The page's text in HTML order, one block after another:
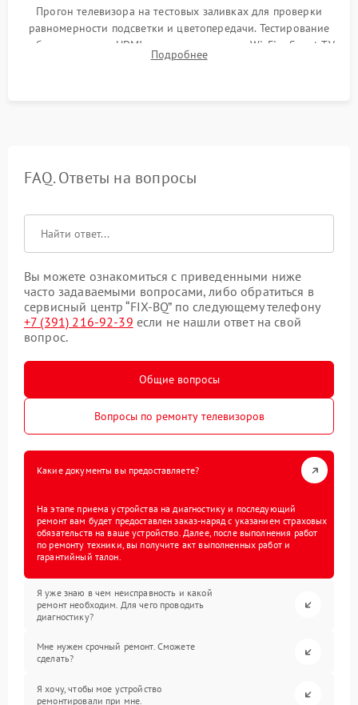
Прогон телевизора на тестовых заливках для проверки
равномерности подсветки и цветопередачи. Тестирование
работы разъемов HDMI, динамиков, модуля Wi-Fi и Smart TV
в рабочем режиме в течение нескольких часов.
Подробнее
FAQ. Ответы на вопросы
Вы можете ознакомиться с приведенными ниже
часто задаваемыми вопросами, либо обратиться в
сервисный центр “FIX-BQ” по следующему телефону
+7 (391) 216-92-39 если не нашли ответ на свой
вопрос.
Общие вопросы
Вопросы по ремонту телевизоров
Какие документы вы предоставляете?
На этапе приема устройства на диагностику и последующий
ремонт вам будет предоставлен заказ-наряд с указанием страховых
обязательств на ваше устройство. Далее, после выполнения работ
по ремонту техники, вы получите акт выполненных работ и
гарантийный талон.
Я уже знаю в чем неисправность и какой
ремонт необходим. Для чего проводить
диагностику?
Мне нужен срочный ремонт. Сможете
сделать?
Я хочу, чтобы мое устройство
ремонтировали при мне.